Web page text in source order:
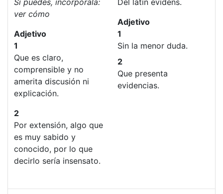
Si puedes, incorpórala:
ver cómo
Adjetivo
1
Que es claro,
comprensible y no
amerita discusión ni
explicación.
2
Por extensión, algo que
es muy sabido y
conocido, por lo que
decirlo sería insensato.
Del latín evidens.
Adjetivo
1
Sin la menor duda.
2
Que presenta
evidencias.